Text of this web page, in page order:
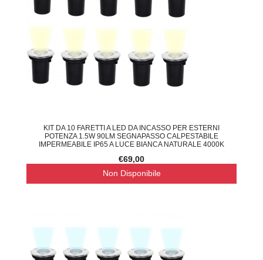
KIT DA 10 FARETTI A LED DA INCASSO PER ESTERNI
POTENZA 1.5W 90LM SEGNAPASSO CALPESTABILE
IMPERMEABILE IP65 A LUCE BIANCA NATURALE 4000K
€69,00
Non Disponibile